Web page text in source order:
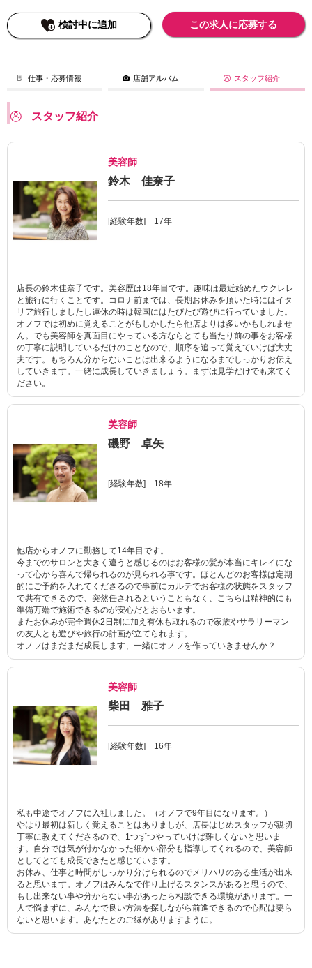
検討中に追加 この求人に応募する
仕事・応募情報 店舗アルバム スタッフ紹介
スタッフ紹介
美容師
鈴木 佳奈子
[経験年数] 17年
店長の鈴木佳奈子です。美容歴は18年目です。趣味は最近始めたウクレレ
と旅行に行くことです。コロナ前までは、長期お休みを頂いた時にはイタ
リア旅行しましたし連休の時は韓国にはたびたび遊びに行っていました。
オノフでは初めに覚えることがもしかしたら他店よりは多いかもしれませ
ん。でも美容師を真面目にやっている方ならとても当たり前の事をお客様
の丁寧に説明しているだけのことなので、順序を追って覚えていけば大丈
夫です。もちろん分からないことは出来るようになるまでしっかりお伝え
していきます。一緒に成長していきましょう。まずは見学だけでも来てく
ださい。
美容師
磯野 卓矢
[経験年数] 18年
他店からオノフに勤務して14年目です。
今までのサロンと大きく違うと感じるのはお客様の髪が本当にキレイにな
って心から喜んで帰られるのが見られる事です。ほとんどのお客様は定期
的にご予約を入れてくださるので事前にカルテでお客様の状態をスタッフ
で共有できるので、突然任されるということもなく、こちらは精神的にも
準備万端で施術できるのが安心だとおもいます。
またお休みが完全週休2日制に加え有休も取れるので家族やサラリーマン
の友人とも遊びや旅行の計画が立てられます。
オノフはまだまだ成長します、一緒にオノフを作っていきませんか？
美容師
柴田 雅子
[経験年数] 16年
私も中途でオノフに入社しました。（オノフで9年目になります。）
やはり最初は新しく覚えることはありましが、店長はじめスタッフが親切
丁寧に教えてくださるので、1つずつやっていけば難しくないと思いま
す。自分では気が付かなかった細かい部分も指導してくれるので、美容師
としてとても成長できたと感じています。
お休み、仕事と時間がしっかり分けられるのでメリハリのある生活が出来
ると思います。オノフはみんなで作り上げるスタンスがあると思うので、
もし出来ない事や分からない事があったら相談できる環境があります。一
人で悩まずに、みんなで良い方法を探しながら前進できるので心配は要ら
ないと思います。あなたとのご縁がありますように。